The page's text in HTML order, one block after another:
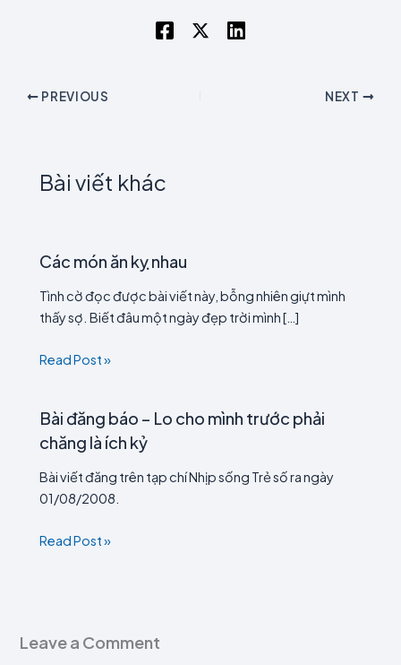
PREVIOUS NEXT
Bài viết khác
Các món ăn kỵ nhau
Tình cờ đọc được bài viết này, bỗng nhiên giựt mình
thấy sợ. Biết đâu một ngày đẹp trời mình […]
Read Post »
Bài đăng báo – Lo cho mình trước phải
chăng là ích kỷ
Bài viết đăng trên tạp chí Nhịp sống Trẻ số ra ngày
01/08/2008.
Read Post »
Leave a Comment